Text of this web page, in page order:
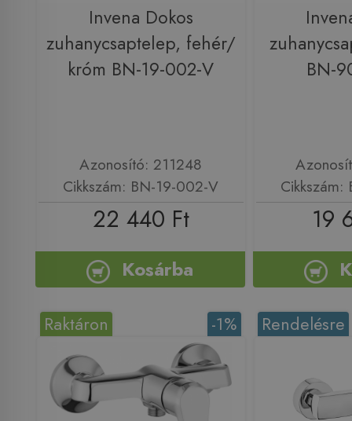
Invena Dokos
zuhanycsaptelep, fehér/
króm BN-19-002-V
Azonosító: 211248
Cikkszám: BN-19-002-V
22 440 Ft
Kosárba
BN-
19
-1%
Raktáron Rendelésre